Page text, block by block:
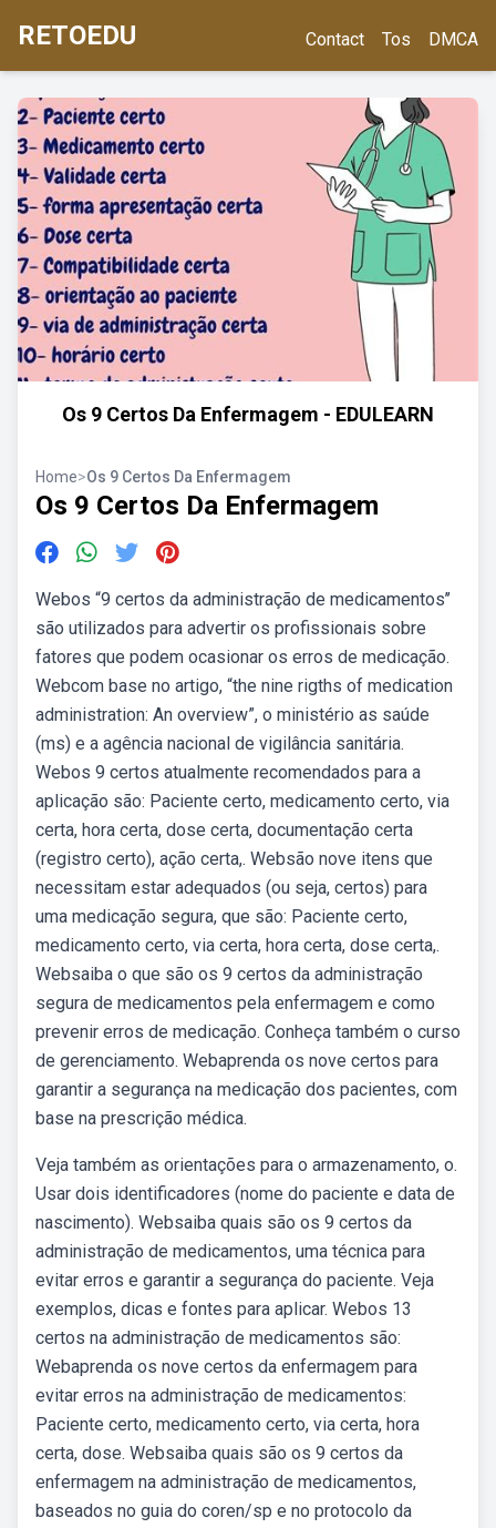
RETOEDU Contact Tos DMCA
Os 9 Certos Da Enfermagem - EDULEARN
Home>Os 9 Certos Da Enfermagem
Os 9 Certos Da Enfermagem
Webos “9 certos da administração de medicamentos’’
são utilizados para advertir os profissionais sobre
fatores que podem ocasionar os erros de medicação.
Webcom base no artigo, “the nine rigths of medication
administration: An overview”, o ministério as saúde
(ms) e a agência nacional de vigilância sanitária.
Webos 9 certos atualmente recomendados para a
aplicação são: Paciente certo, medicamento certo, via
certa, hora certa, dose certa, documentação certa
(registro certo), ação certa,. Websão nove itens que
necessitam estar adequados (ou seja, certos) para
uma medicação segura, que são: Paciente certo,
medicamento certo, via certa, hora certa, dose certa,.
Websaiba o que são os 9 certos da administração
segura de medicamentos pela enfermagem e como
prevenir erros de medicação. Conheça também o curso
de gerenciamento. Webaprenda os nove certos para
garantir a segurança na medicação dos pacientes, com
base na prescrição médica.
Veja também as orientações para o armazenamento, o.
Usar dois identificadores (nome do paciente e data de
nascimento). Websaiba quais são os 9 certos da
administração de medicamentos, uma técnica para
evitar erros e garantir a segurança do paciente. Veja
exemplos, dicas e fontes para aplicar. Webos 13
certos na administração de medicamentos são:
Webaprenda os nove certos da enfermagem para
evitar erros na administração de medicamentos:
Paciente certo, medicamento certo, via certa, hora
certa, dose. Websaiba quais são os 9 certos da
enfermagem na administração de medicamentos,
baseados no guia do coren/sp e no protocolo da